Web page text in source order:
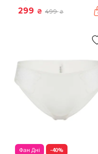
299 ₴ 499₴
Фан Дні -40%